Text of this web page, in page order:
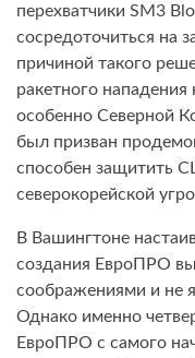
перехватчики SM3
сосредоточиться на
причиной такого
ракетного
особенно Северной
был призван
способен защитить
северокорейской
В Вашингтоне
создания ЕвроПРО
соображениями и не
Однако именно
ЕвроПРО с самого